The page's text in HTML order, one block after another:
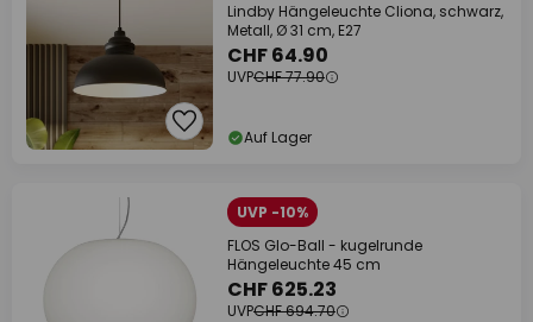
Lindby Hängeleuchte Cliona, schwarz,
Metall, Ø 31 cm, E27
CHF 64.90
UVPCHF 77.90
Auf Lager
UVP -10%
FLOS Glo-Ball - kugelrunde
Hängeleuchte 45 cm
CHF 625.23
UVPCHF 694.70